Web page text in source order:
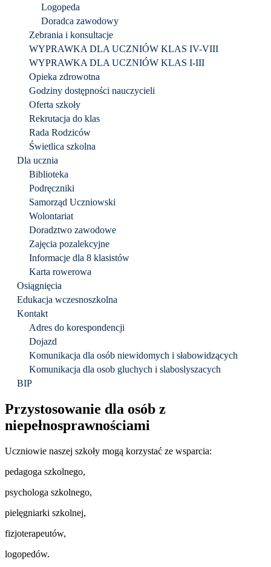
Logopeda
Doradca zawodowy
Zebrania i konsultacje
WYPRAWKA DLA UCZNIÓW KLAS IV-VIII
WYPRAWKA DLA UCZNIÓW KLAS I-III
Opieka zdrowotna
Godziny dostępności nauczycieli
Oferta szkoły
Rekrutacja do klas
Rada Rodziców
Świetlica szkolna
Dla ucznia
Biblioteka
Podręczniki
Samorząd Uczniowski
Wolontariat
Doradztwo zawodowe
Zajęcia pozalekcyjne
Informacje dla 8 klasistów
Karta rowerowa
Osiągnięcia
Edukacja wczesnoszkolna
Kontakt
Adres do korespondencji
Dojazd
Komunikacja dla osób niewidomych i słabowidzących
Komunikacja dla osob gluchych i slaboslyszacych
BIP
Przystosowanie dla osób z
niepełnosprawnościami
Uczniowie naszej szkoły mogą korzystać ze wsparcia:
pedagoga szkolnego,
psychologa szkolnego,
pielęgniarki szkolnej,
fizjoterapeutów,
logopedów.